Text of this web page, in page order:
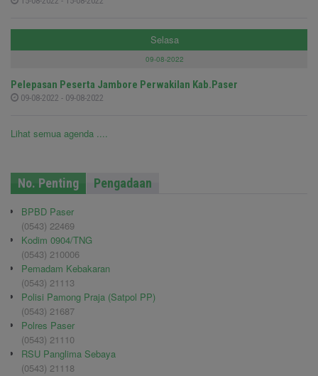
Selasa
09-08-2022
Pelepasan Peserta Jambore Perwakilan Kab.Paser
09-08-2022 - 09-08-2022
Lihat semua agenda ....
No. Penting Pengadaan
BPBD Paser
(0543) 22469
Kodim 0904/TNG
(0543) 210006
Pemadam Kebakaran
(0543) 21113
Polisi Pamong Praja (Satpol PP)
(0543) 21687
Polres Paser
(0543) 21110
RSU Panglima Sebaya
(0543) 21118